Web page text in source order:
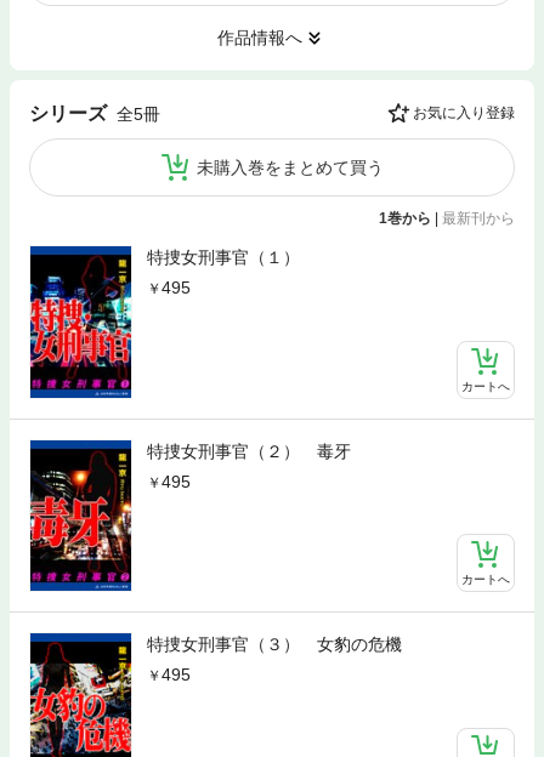
作品情報へ
シリーズ 全5冊 お気に入り登録
未購入巻をまとめて買う
1巻から 最新刊から
特捜女刑事官（１）
495
カートへ
特捜女刑事官（２） 毒牙
495
カートへ
特捜女刑事官（３） 女豹の危機
495